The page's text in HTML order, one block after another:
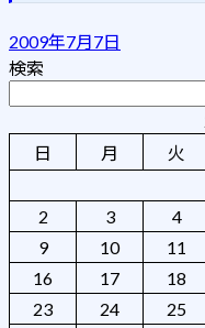
2009年7月7日
検索
日
月 火
2
3 4
9
10 11
16
17 18
23
24 25